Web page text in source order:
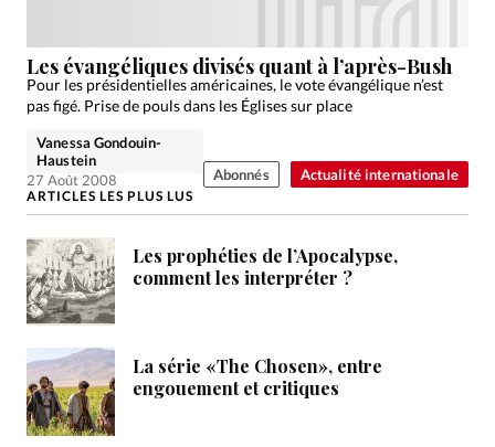
Devise:CHF
RUBRIQUES
Tous les articles
Actualité chrétienne
Actualité internationale
Dossier
Foi Génération réveil
Monde
Opinions
Publireportage
Société
Vécu
Vie Intérieure
Actualité internationale
Les évangéliques divisés quant à l’après-Bush
Pour les présidentielles américaines, le vote évangélique n’est
pas figé. Prise de pouls dans les Églises sur place
Vanessa Gondouin-
Haustein
27 Août 2008
Abonnés
ARTICLES LES PLUS LUS
Les prophéties de l’Apocalypse,
comment les interpréter ?
La série «The Chosen», entre
engouement et critiques